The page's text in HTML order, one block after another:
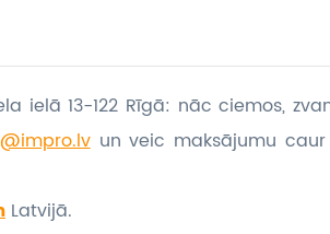
ielā 13-122 Rīgā: nāc ciemos,
un veic maksājumu
Latvijā.